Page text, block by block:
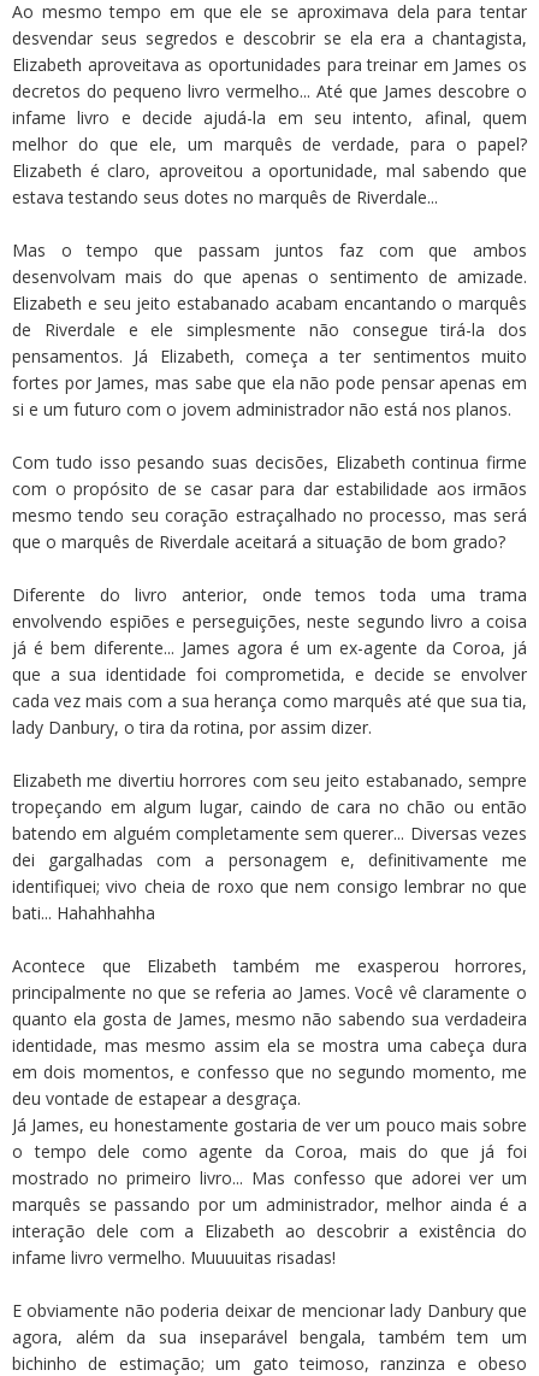
Ao mesmo tempo em que ele se aproximava dela para tentar
desvendar seus segredos e descobrir se ela era a chantagista,
Elizabeth aproveitava as oportunidades para treinar em James os
decretos do pequeno livro vermelho... Até que James descobre o
infame livro e decide ajudá-la em seu intento, afinal, quem
melhor do que ele, um marquês de verdade, para o papel?
Elizabeth é claro, aproveitou a oportunidade, mal sabendo que
estava testando seus dotes no marquês de Riverdale...
Mas o tempo que passam juntos faz com que ambos
desenvolvam mais do que apenas o sentimento de amizade.
Elizabeth e seu jeito estabanado acabam encantando o marquês
de Riverdale e ele simplesmente não consegue tirá-la dos
pensamentos. Já Elizabeth, começa a ter sentimentos muito
fortes por James, mas sabe que ela não pode pensar apenas em
si e um futuro com o jovem administrador não está nos planos.
Com tudo isso pesando suas decisões, Elizabeth continua firme
com o propósito de se casar para dar estabilidade aos irmãos
mesmo tendo seu coração estraçalhado no processo, mas será
que o marquês de Riverdale aceitará a situação de bom grado?
Diferente do livro anterior, onde temos toda uma trama
envolvendo espiões e perseguições, neste segundo livro a coisa
já é bem diferente... James agora é um ex-agente da Coroa, já
que a sua identidade foi comprometida, e decide se envolver
cada vez mais com a sua herança como marquês até que sua tia,
lady Danbury, o tira da rotina, por assim dizer.
Elizabeth me divertiu horrores com seu jeito estabanado, sempre
tropeçando em algum lugar, caindo de cara no chão ou então
batendo em alguém completamente sem querer... Diversas vezes
dei gargalhadas com a personagem e, definitivamente me
identifiquei; vivo cheia de roxo que nem consigo lembrar no que
bati... Hahahhahha
Acontece que Elizabeth também me exasperou horrores,
principalmente no que se referia ao James. Você vê claramente o
quanto ela gosta de James, mesmo não sabendo sua verdadeira
identidade, mas mesmo assim ela se mostra uma cabeça dura
em dois momentos, e confesso que no segundo momento, me
deu vontade de estapear a desgraça.
Já James, eu honestamente gostaria de ver um pouco mais sobre
o tempo dele como agente da Coroa, mais do que já foi
mostrado no primeiro livro... Mas confesso que adorei ver um
marquês se passando por um administrador, melhor ainda é a
interação dele com a Elizabeth ao descobrir a existência do
infame livro vermelho. Muuuuitas risadas!
E obviamente não poderia deixar de mencionar lady Danbury que
agora, além da sua inseparável bengala, também tem um
bichinho de estimação; um gato teimoso, ranzinza e obeso